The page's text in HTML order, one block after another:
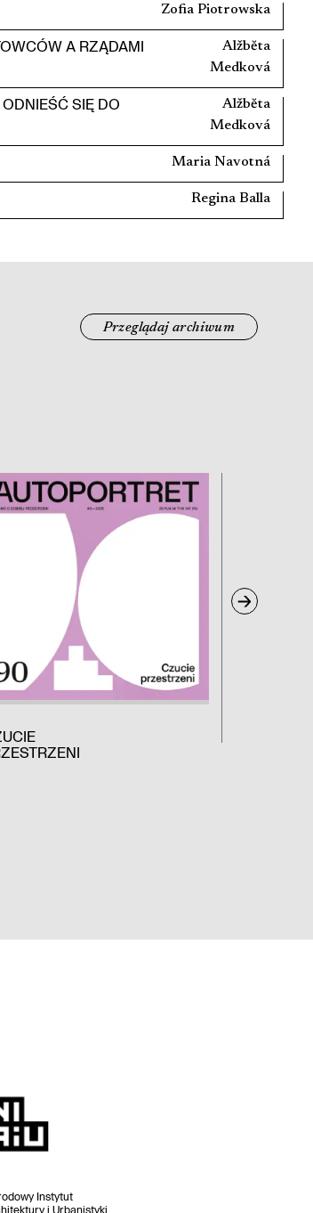
Zofia Piotrowska
A RZĄDAMI
Alžbĕta
Medková
SIĘ DO
Alžbĕta
Medková
Maria Navotná
Regina Balla
Przeglądaj archiwum
Instytut
i Urbanistyki